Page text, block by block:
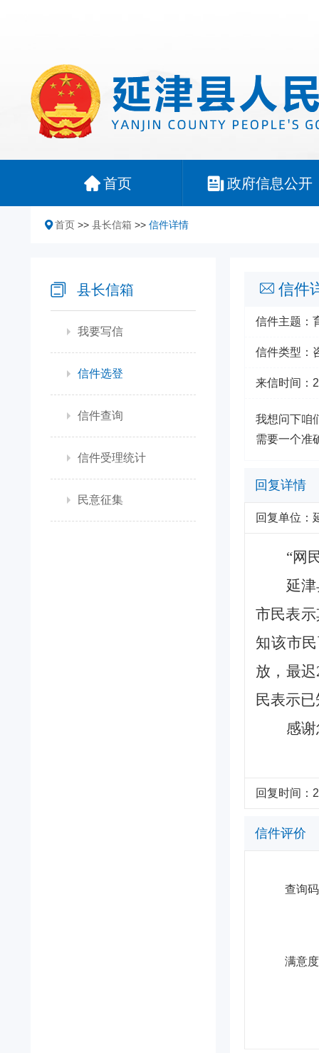
首页 政府信息公开
首页 >> 县长信箱 >> 信件详情
县长信箱
我要写信
信件选登
信件查询
信件受理统计
民意征集
信件
信件主题：
信件类型：
来信时间：
我想问下咱
需要一个准
回复详情
回复单位：
“网
延
市民表
知该市
放，最
民表示
感
回复时间：
信件评价
查询
满意